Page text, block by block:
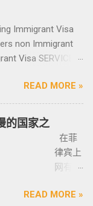
文件，这些一定
以复印两张放到车
息欢迎联系和咨询
Whats
主动告知咨询项
，客户 隐私保护
员上门取...
证，才能在PRA申
存入的存款。 申
础的申请材料做初
部门； 2、审核该
境菲律宾完成后
上。
咨询微
信
8 小
飞机
998 菲
律宾马
尼拉
——移
民局
一，主要服务在
业主和租客，提
。供菲律宾的新
花、开发商、投
者菲律宾买房提
998 Real Estate
大地产开发商以
作伙伴，集合更
供从不动产精
菲律宾998不动产
印尼签
证？
泰国出
印尼办
亚出发
前往印
尼办理
Immigrant Visa
non Immigrant
Visa SERVICE
Special
Special
Permit Renewal
Structures
Services
PHILIPPINES
Tax
READ MORE »
的国家之
在菲
律宾上
网有多
为一名
READ MORE »